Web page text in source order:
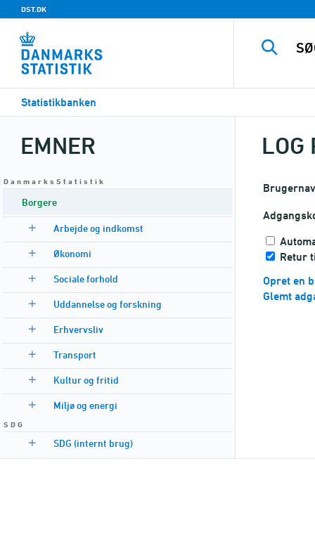
DST.DK
Statistikbanken
EMNER
D a n m a r k s S t a t i s t i k
Borgere
Arbejde og indkomst
Økonomi
Sociale forhold
Uddannelse og forskning
Erhvervsliv
Transport
Kultur og fritid
Miljø og energi
S D G
SDG (internt brug)
LOG
Retur
Opret en
Glemt